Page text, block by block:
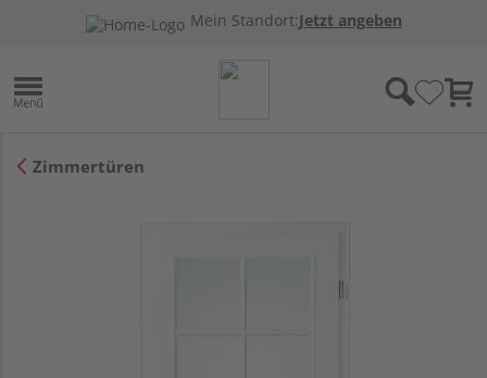
Mein Standort:Jetzt angeben
Zimmertüren